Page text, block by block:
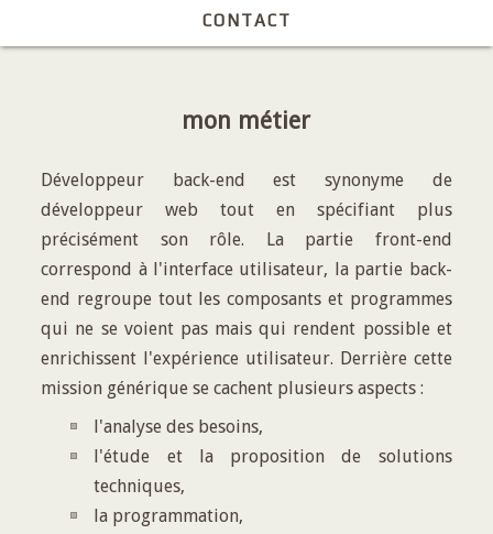
CONTACT
mon métier
Développeur back-end est synonyme de
développeur web tout en spécifiant plus
précisément son rôle. La partie front-end
correspond à l'interface utilisateur, la partie back-
end regroupe tout les composants et programmes
qui ne se voient pas mais qui rendent possible et
enrichissent l'expérience utilisateur. Derrière cette
mission générique se cachent plusieurs aspects :
l'analyse des besoins,
l'étude et la proposition de solutions
techniques,
la programmation,